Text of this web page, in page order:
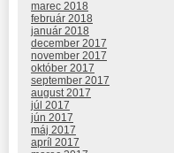
marec 2018
február 2018
január 2018
december 2017
november 2017
október 2017
september 2017
august 2017
júl 2017
jún 2017
máj 2017
apríl 2017